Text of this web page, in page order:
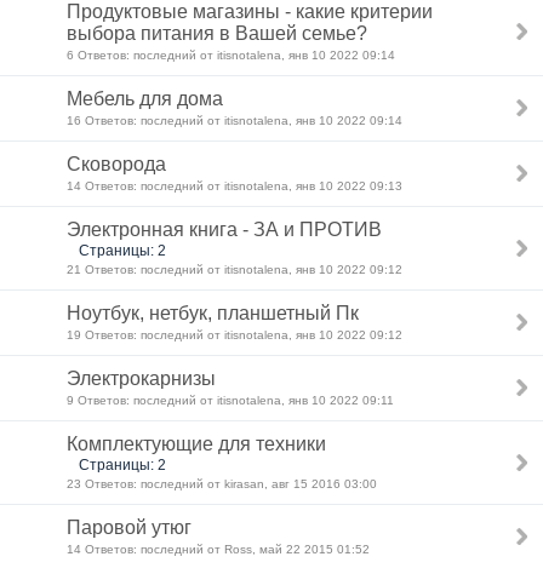
Продуктовые магазины - какие критерии
выбора питания в Вашей семье?
6 Ответов: последний от itisnotalena, янв 10 2022 09:14
Мебель для дома
16 Ответов: последний от itisnotalena, янв 10 2022 09:14
Сковорода
14 Ответов: последний от itisnotalena, янв 10 2022 09:13
Электронная книга - ЗА и ПРОТИВ
Страницы: 2
21 Ответов: последний от itisnotalena, янв 10 2022 09:12
Ноутбук, нетбук, планшетный Пк
19 Ответов: последний от itisnotalena, янв 10 2022 09:12
Электрокарнизы
9 Ответов: последний от itisnotalena, янв 10 2022 09:11
Комплектующие для техники
Страницы: 2
23 Ответов: последний от kirasan, авг 15 2016 03:00
Паровой утюг
14 Ответов: последний от Ross, май 22 2015 01:52